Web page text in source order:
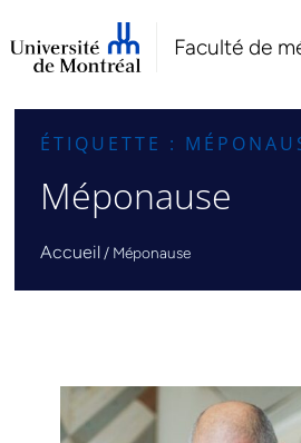
Faculté de
ÉTIQUETTE :
Méponause
Accueil / Méponause